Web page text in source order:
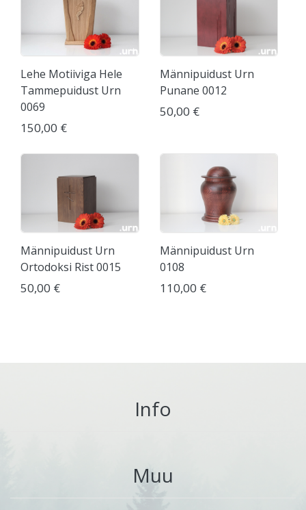
Lehe Motiiviga Hele
Tammepuidust Urn
0069
150,00 €
Männipuidust Urn
Punane 0012
50,00 €
Männipuidust Urn
Ortodoksi Rist 0015
50,00 €
Männipuidust Urn
0108
110,00 €
Info
Muu